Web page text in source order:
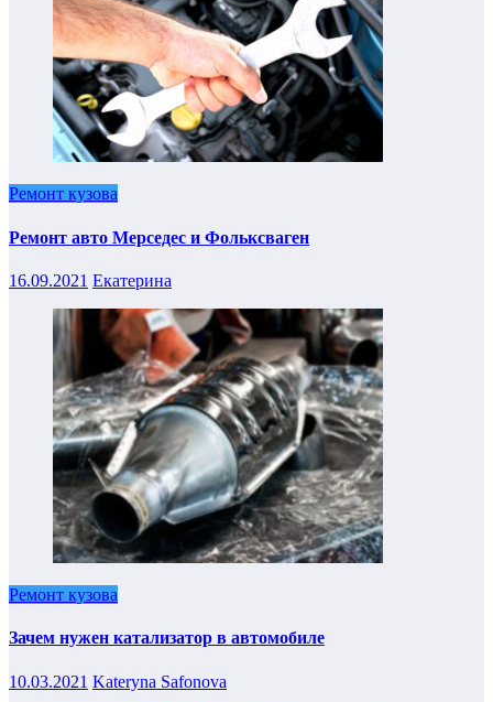
Ремонт кузова
Ремонт авто Мерседес и Фольксваген
16.09.2021 Екатерина
Ремонт кузова
Зачем нужен катализатор в автомобиле
10.03.2021 Kateryna Safonova